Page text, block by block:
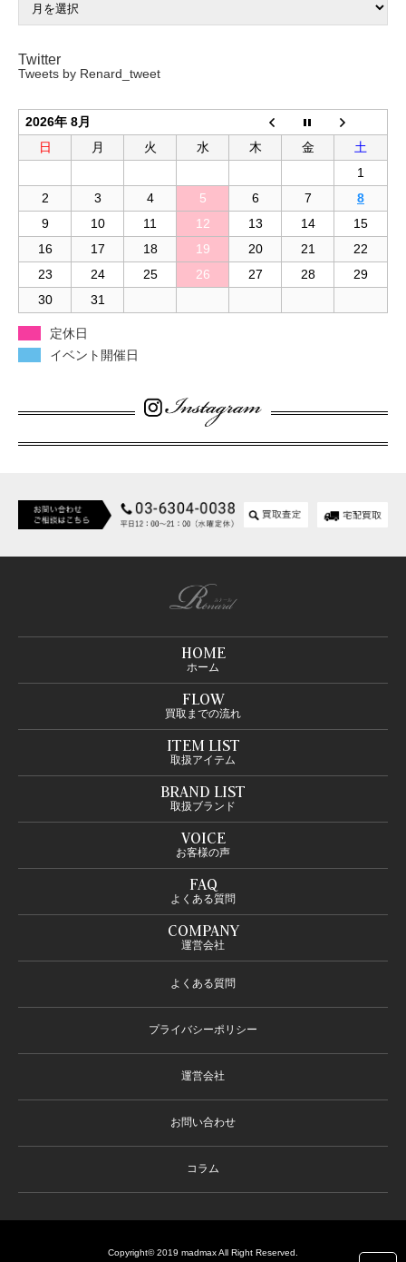
Twitter
Tweets by Renard_tweet
2026年 8月
日
月 火 水 木 金
土
1
2
3 4 5 6 7
8
9
10 11 12 13 14
15
16
17 18 19 20 21
22
23
24 25 26 27 28
29
30
31
定休日
イベント開催日
HOME
ホーム
FLOW
買取までの流れ
ITEM LIST
取扱アイテム
BRAND LIST
取扱ブランド
VOICE
お客様の声
FAQ
よくある質問
COMPANY
運営会社
よくある質問
プライバシーポリシー
運営会社
お問い合わせ
コラム
Copyright© 2019 madmax All Right Reserved.